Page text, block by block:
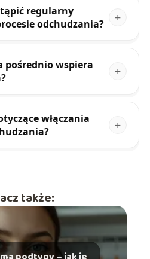
regularny
odchudzania?
pośrednio wspiera
włączania
także: